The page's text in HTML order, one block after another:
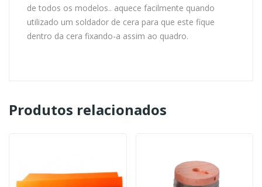
de todos os modelos.. aquece facilmente quando
utilizado um soldador de cera para que este fique
dentro da cera fixando-a assim ao quadro.
Produtos relacionados